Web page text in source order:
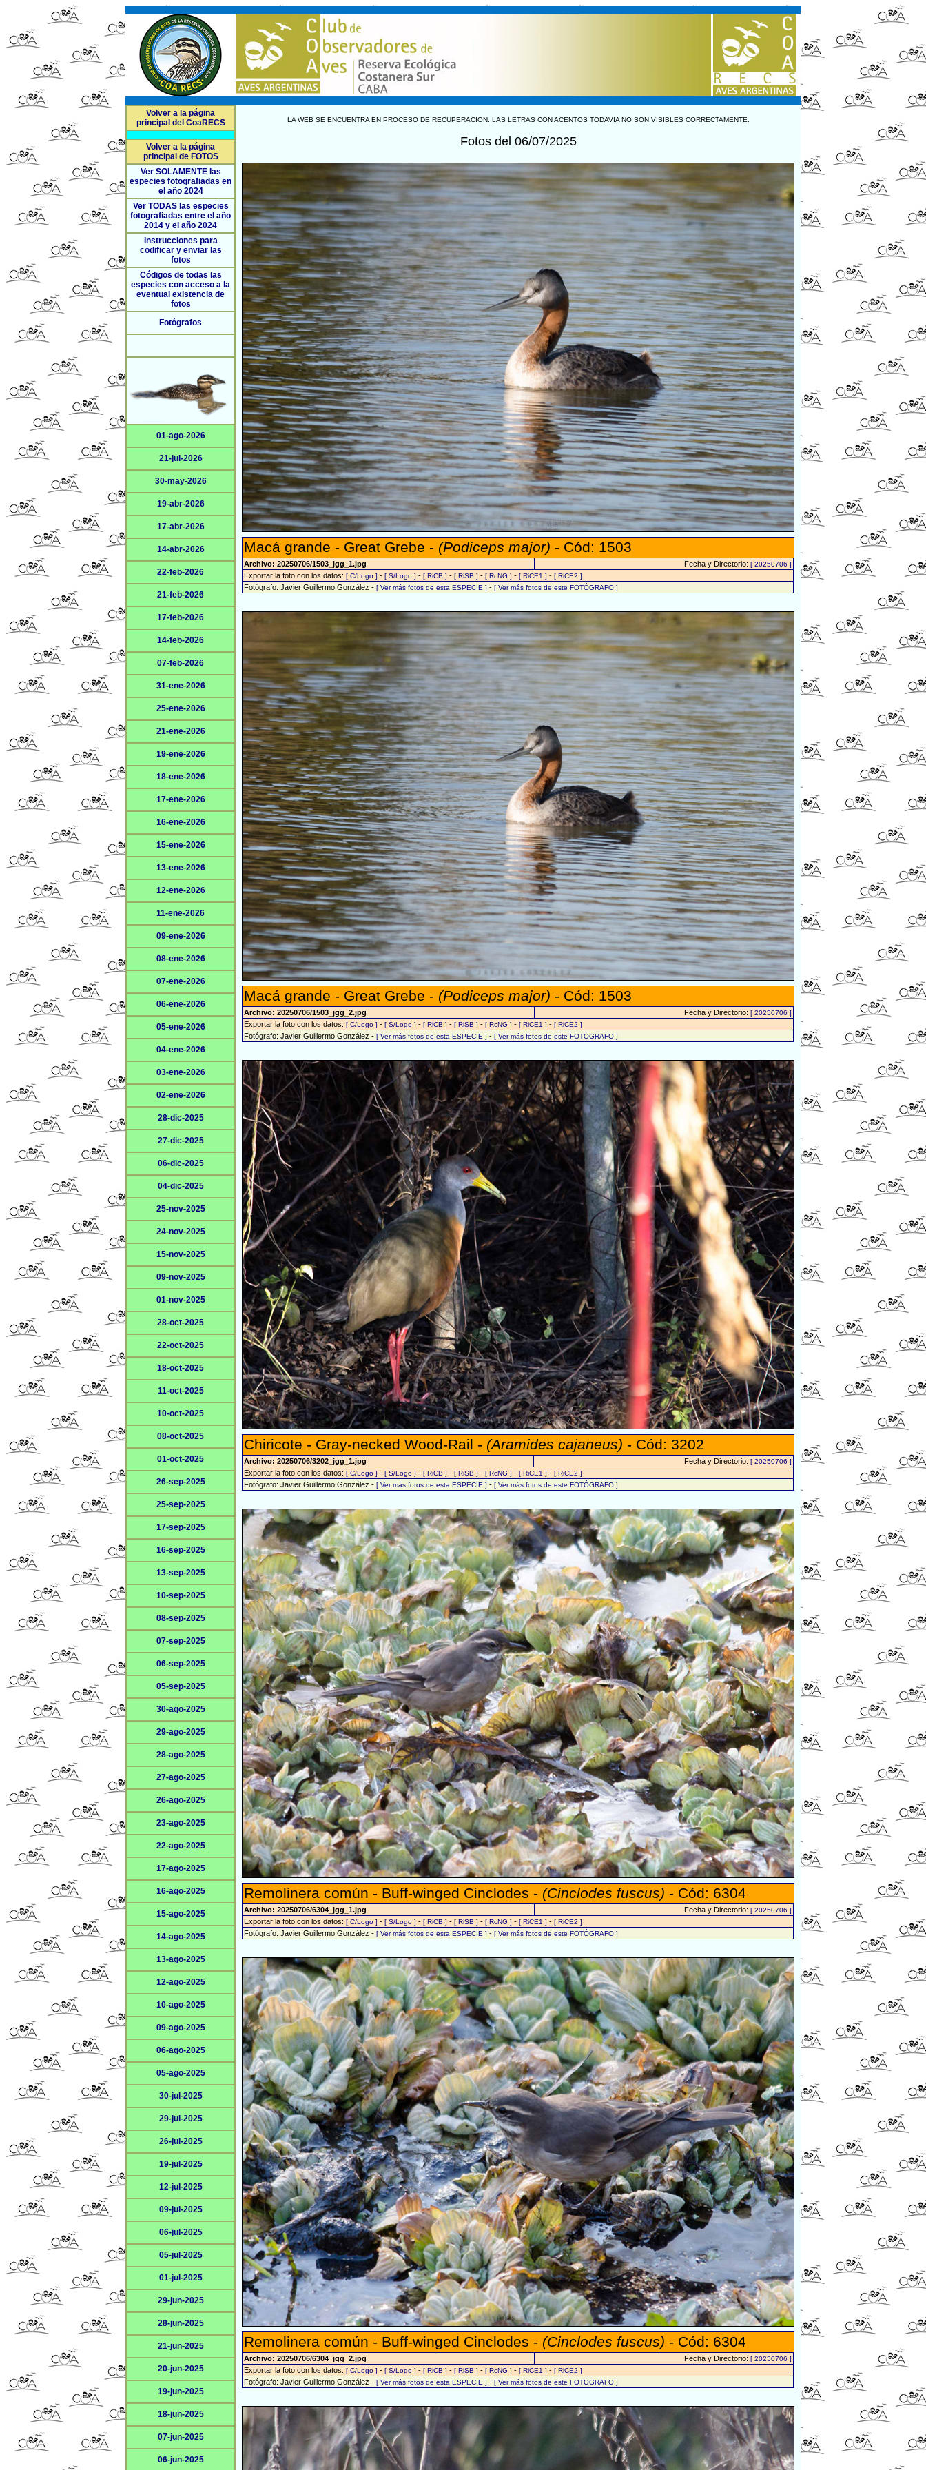
Volver a la página
principal del CoaRECS
Volver a la página
principal de FOTOS
Ver SOLAMENTE las
especies fotografiadas en
el año 2024
Ver TODAS las especies
fotografiadas entre el año
2014 y el año 2024
Instrucciones para
codificar y enviar las
fotos
Códigos de todas las
especies con acceso a la
eventual existencia de
fotos
Fotógrafos
01-ago-2026
21-jul-2026
30-may-2026
19-abr-2026
17-abr-2026
14-abr-2026
22-feb-2026
21-feb-2026
17-feb-2026
14-feb-2026
07-feb-2026
31-ene-2026
25-ene-2026
21-ene-2026
19-ene-2026
18-ene-2026
17-ene-2026
16-ene-2026
15-ene-2026
13-ene-2026
12-ene-2026
11-ene-2026
09-ene-2026
08-ene-2026
07-ene-2026
06-ene-2026
05-ene-2026
04-ene-2026
03-ene-2026
02-ene-2026
28-dic-2025
27-dic-2025
06-dic-2025
04-dic-2025
25-nov-2025
24-nov-2025
15-nov-2025
09-nov-2025
01-nov-2025
28-oct-2025
22-oct-2025
18-oct-2025
11-oct-2025
10-oct-2025
08-oct-2025
01-oct-2025
26-sep-2025
25-sep-2025
17-sep-2025
16-sep-2025
13-sep-2025
10-sep-2025
08-sep-2025
07-sep-2025
06-sep-2025
05-sep-2025
30-ago-2025
29-ago-2025
28-ago-2025
27-ago-2025
26-ago-2025
23-ago-2025
22-ago-2025
17-ago-2025
16-ago-2025
15-ago-2025
14-ago-2025
13-ago-2025
12-ago-2025
10-ago-2025
09-ago-2025
06-ago-2025
05-ago-2025
30-jul-2025
29-jul-2025
26-jul-2025
19-jul-2025
12-jul-2025
09-jul-2025
06-jul-2025
05-jul-2025
01-jul-2025
29-jun-2025
28-jun-2025
21-jun-2025
20-jun-2025
19-jun-2025
18-jun-2025
07-jun-2025
06-jun-2025
LA WEB SE ENCUENTRA EN PROCESO DE RECUPERACION. LAS LETRAS CON ACENTOS TODAVIA NO SON VISIBLES CORRECTAMENTE.
Fotos del 06/07/2025
Macá grande - Great Grebe - (Podiceps major) - Cód: 1503
Archivo: 20250706/1503_jgg_1.jpg Fecha y Directorio: [ 20250706 ]
Exportar la foto con los datos: [ C/Logo ] - [ S/Logo ] - [ RiCB ] - [ RiSB ] - [ RcNG ] - [ RiCE1 ] - [ RiCE2 ]
Fotógrafo: Javier Guillermo González - [ Ver más fotos de esta ESPECIE ] - [ Ver más fotos de este FOTÓGRAFO ]
Macá grande - Great Grebe - (Podiceps major) - Cód: 1503
Archivo: 20250706/1503_jgg_2.jpg Fecha y Directorio: [ 20250706 ]
Exportar la foto con los datos: [ C/Logo ] - [ S/Logo ] - [ RiCB ] - [ RiSB ] - [ RcNG ] - [ RiCE1 ] - [ RiCE2 ]
Fotógrafo: Javier Guillermo González - [ Ver más fotos de esta ESPECIE ] - [ Ver más fotos de este FOTÓGRAFO ]
Chiricote - Gray-necked Wood-Rail - (Aramides cajaneus) - Cód: 3202
Archivo: 20250706/3202_jgg_1.jpg Fecha y Directorio: [ 20250706 ]
Exportar la foto con los datos: [ C/Logo ] - [ S/Logo ] - [ RiCB ] - [ RiSB ] - [ RcNG ] - [ RiCE1 ] - [ RiCE2 ]
Fotógrafo: Javier Guillermo González - [ Ver más fotos de esta ESPECIE ] - [ Ver más fotos de este FOTÓGRAFO ]
Remolinera común - Buff-winged Cinclodes - (Cinclodes fuscus) - Cód: 6304
Archivo: 20250706/6304_jgg_1.jpg Fecha y Directorio: [ 20250706 ]
Exportar la foto con los datos: [ C/Logo ] - [ S/Logo ] - [ RiCB ] - [ RiSB ] - [ RcNG ] - [ RiCE1 ] - [ RiCE2 ]
Fotógrafo: Javier Guillermo González - [ Ver más fotos de esta ESPECIE ] - [ Ver más fotos de este FOTÓGRAFO ]
Remolinera común - Buff-winged Cinclodes - (Cinclodes fuscus) - Cód: 6304
Archivo: 20250706/6304_jgg_2.jpg Fecha y Directorio: [ 20250706 ]
Exportar la foto con los datos: [ C/Logo ] - [ S/Logo ] - [ RiCB ] - [ RiSB ] - [ RcNG ] - [ RiCE1 ] - [ RiCE2 ]
Fotógrafo: Javier Guillermo González - [ Ver más fotos de esta ESPECIE ] - [ Ver más fotos de este FOTÓGRAFO ]